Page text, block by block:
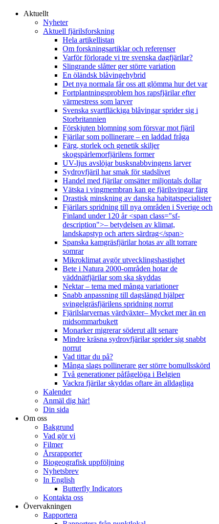
Aktuellt
Nyheter
Aktuell fjärilsforskning
Hela artikellistan
Om forskningsartiklar och referenser
Varför förlorade vi tre svenska dagfjärilar?
Slingrande slåtter ger större variation
En öländsk blåvingehybrid
Det nya normala får oss att glömma hur det var
Fortplantningsproblem hos rapsfjärilar efter
värmestress som larver
Svenska svartfläckiga blåvingar sprider sig i
Storbritannien
Förskjuten blomning som försvar mot fjäril
Fjärilar som pollinerare – en laddad fråga
Färg, storlek och genetik skiljer
skogspärlemorfjärilens former
UV-ljus avslöjar busksnabbvingens larver
Sydrovfjäril har smak för stadslivet
Handel med fjärilar omsätter miljontals dollar
Vätska i vingmembran kan ge fjärilsvingar färg
Drastisk minskning av danska habitatspecialister
Fjärilars spridning till nya områden i Sverige och
Finland under 120 år <span class="sf-
description">– betydelsen av klimat,
landskapstyp och arters särdrag</span>
Spanska kamgräsfjärilar hotas av allt torrare
somrar
Mikroklimat avgör utvecklingshastighet
Bete i Natura 2000-områden hotar de
väddnätfjärilar som ska skyddas
Nektar – tema med många variationer
Snabb anpassning till dagslängd hjälper
svingelgräsfjärilens spridning norrut
Fjärilslarvernas värdväxter– Mycket mer än en
midsommarbukett
Monarker migrerar söderut allt senare
Mindre kräsna sydrovfjärilar sprider sig snabbt
norrut
Vad tittar du på?
Många slags pollinerare ger större bomullsskörd
Två generationer påfågelöga i Belgien
Vackra fjärilar skyddas oftare än alldagliga
Kalender
Anmäl dig här!
Din sida
Om oss
Bakgrund
Vad gör vi
Filmer
Årsrapporter
Biogeografisk uppföljning
Nyhetsbrev
In English
Butterfly Indicators
Kontakta oss
Övervakningen
Rapportera